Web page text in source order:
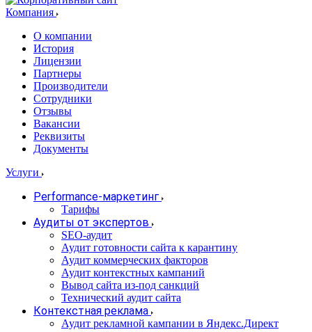
Компания
О компании
История
Лицензии
Партнеры
Производители
Сотрудники
Отзывы
Вакансии
Реквизиты
Документы
Услуги
Performance-маркетинг
Тарифы
Аудиты от экспертов
SEO-аудит
Аудит готовности сайта к карантину
Аудит коммерческих факторов
Аудит контекстных кампаний
Вывод сайта из-под санкций
Технический аудит сайта
Контекстная реклама
Аудит рекламной кампании в Яндекс.Директ